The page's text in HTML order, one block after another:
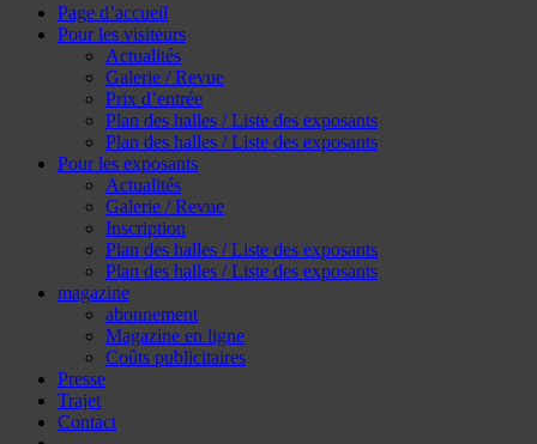
Page d’accueil
Pour les visiteurs
Actualités
Galerie / Revue
Prix d’entrée
Plan des halles / Liste des exposants
Plan des halles / Liste des exposants
Pour les exposants
Actualités
Galerie / Revue
Inscription
Plan des halles / Liste des exposants
Plan des halles / Liste des exposants
magazine
abonnement
Magazine en ligne
Coûts publicitaires
Presse
Trajet
Contact